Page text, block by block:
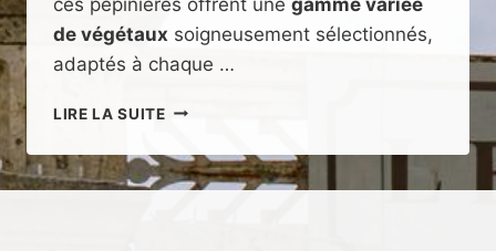
de végétaux soigneusement sélectionnés,
adaptés à chaque …
LIRE LA SUITEDÉCOUVREZ
PÉPINIÈRES
D’EMBALOGE